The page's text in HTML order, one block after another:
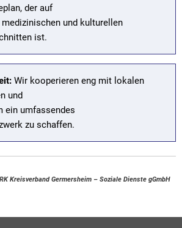
der auf
und kulturellen
ist.
Wir kooperieren eng mit lokalen
und
ein umfassendes
zu schaffen.
Kreisverband Germersheim – Soziale Dienste gGmbH